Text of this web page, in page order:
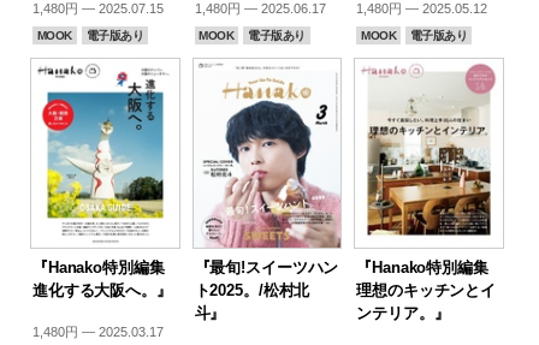
1,480円 — 2025.07.15
MOOK 電子版あり
1,480円 — 2025.06.17
MOOK 電子版あり
1,480円 — 2025.05.12
MOOK 電子版あり
『Hanako特別編集
進化する大阪へ。』
1,480円 — 2025.03.17
『最旬!スイーツハン
ト2025。/松村北
斗』
『Hanako特別編集
理想のキッチンとイ
ンテリア。』